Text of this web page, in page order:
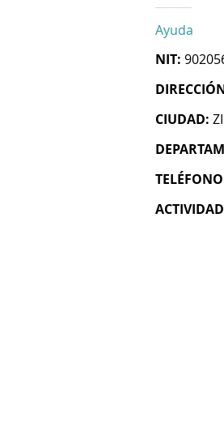
Ayuda
NIT:
CIUDAD: